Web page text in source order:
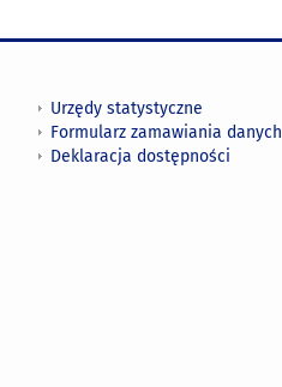
Urzędy statystyczne
Formularz zamawiania danych
Deklaracja dostępności